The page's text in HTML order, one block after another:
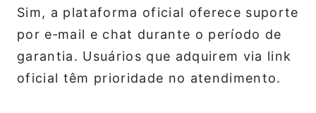
Sim, a plataforma oficial oferece suporte
por e‑mail e chat durante o período de
garantia. Usuários que adquirem via link
oficial têm prioridade no atendimento.